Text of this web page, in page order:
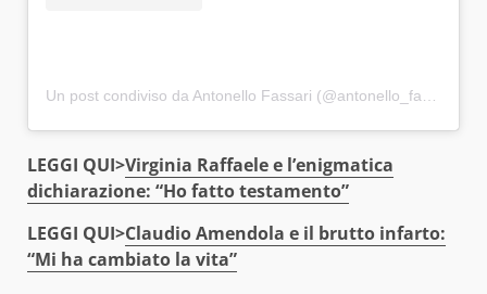
LEGGI QUI>Virginia Raffaele e l’enigmatica
dichiarazione: “Ho fatto testamento”
LEGGI QUI>Claudio Amendola e il brutto infarto:
“Mi ha cambiato la vita”